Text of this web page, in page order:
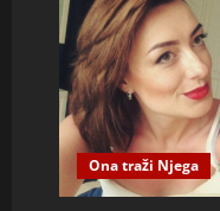
Ona traži Njega